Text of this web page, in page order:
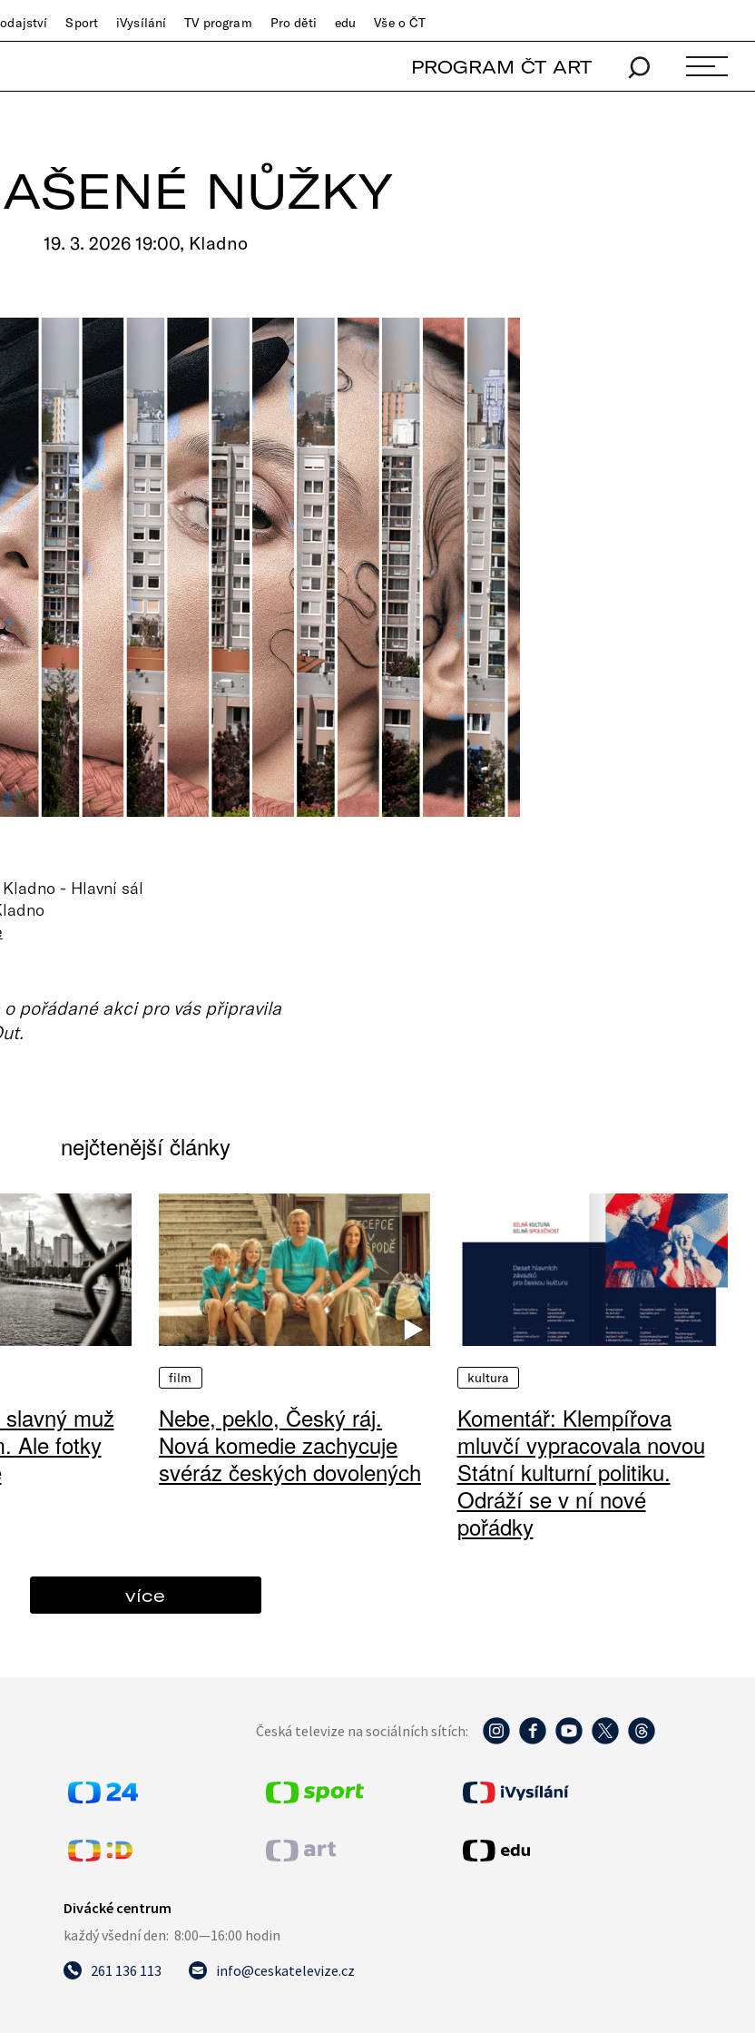
Sport iVysílání TV program Pro děti edu Vše o ČT
PROGRAM ČT ART
NŮŽKY
19. 3. 2026 19:00, Kladno
- Hlavní sál
pořádané akci pro vás připravila
nejčtenější články
muž
Ale fotky
film
Nebe, peklo, Český ráj.
Nová komedie zachycuje
svéráz českých dovolených
kultura
Komentář: Klempířova
mluvčí vypracovala novou
Státní kulturní politiku.
Odráží se v ní nové
pořádky
více
Česká televize na sociálních sítích:
261 136 113 info@ceskatelevize.cz